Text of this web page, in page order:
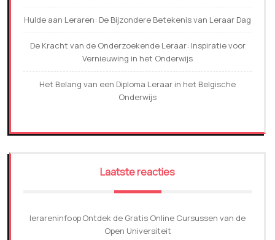
Hulde aan Leraren: De Bijzondere Betekenis van Leraar Dag
De Kracht van de Onderzoekende Leraar: Inspiratie voor
Vernieuwing in het Onderwijs
Het Belang van een Diploma Leraar in het Belgische
Onderwijs
Laatste reacties
lerareninfoopOntdek de Gratis Online Cursussen van de
Open Universiteit